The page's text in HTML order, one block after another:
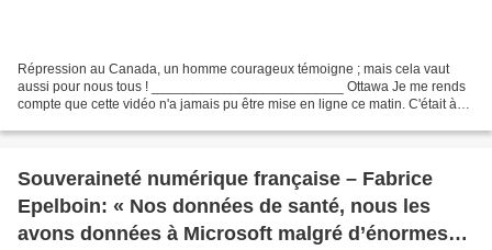
Répression au Canada, un homme courageux témoigne ; mais cela vaut
aussi pour nous tous ! _________________________ Ottawa Je me rends
compte que cette vidéo n'a jamais pu être mise en ligne ce matin. C'était à
Souveraineté numérique française – Fabrice
Epelboin: « Nos données de santé, nous les
avons données à Microsoft malgré d’énormes